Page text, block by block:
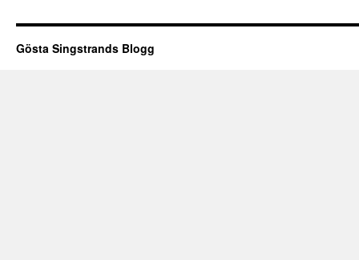
Gösta Singstrands Blogg